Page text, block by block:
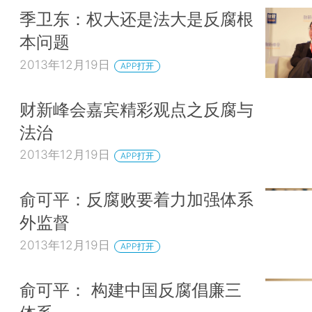
季卫东：权大还是法大是反腐根
本问题
2013年12月19日 APP打开
财新峰会嘉宾精彩观点之反腐与
法治
2013年12月19日 APP打开
俞可平：反腐败要着力加强体系
外监督
2013年12月19日 APP打开
俞可平： 构建中国反腐倡廉三